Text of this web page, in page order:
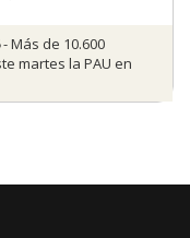
- Más de 10.600
martes la PAU en